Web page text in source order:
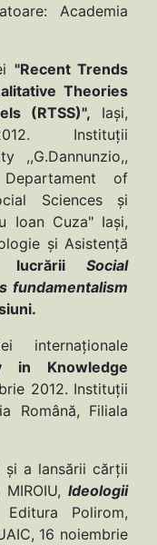
Academia
"Recent Trends
Theories
(RTSS)", Iaşi,
Instituţii
,,G.Dannunzio,,
of
Sciences şi
Ioan Cuza" Iaşi,
şi Asistenţă
lucrării Social
fundamentalism
internaţionale
in Knowledge
2012. Instituţii
Română, Filiala
a lansării cărţii
Ideologii
Polirom,
16 noiembrie